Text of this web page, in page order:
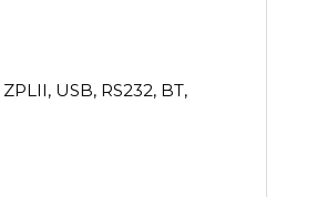
USB, RS232, BT,